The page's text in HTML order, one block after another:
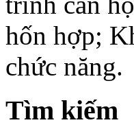
hốn hợp;
chức năng.
Tìm kiếm